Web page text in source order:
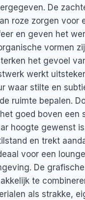
De
roze zorgen voor
en geven het
vormen
het gevoel
werkt
waar stilte en
ruimte bepalen.
goed boven een
hoogte gewenst
en trekt
voor een
De
te
als strakke,